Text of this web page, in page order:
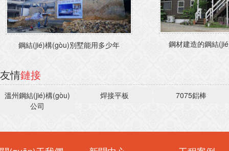
鋼結(jié)構(gòu)別墅能用多少年 鋼材建造的鋼結
友情鏈接
溫州鋼結(jié)構(gòu)
公司
焊接平板 7075鋁棒